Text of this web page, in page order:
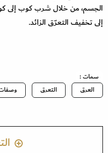
الجسم، من خلال شرب كوب إلى
إلى تخفيف التعرّق الزائد.
سمات :
العرق
التعرق